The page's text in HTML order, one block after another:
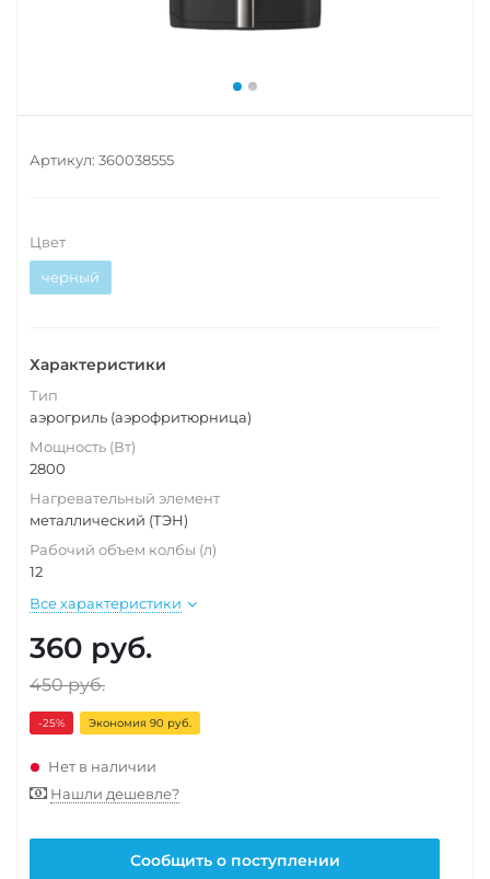
Артикул: 360038555
Цвет
черный
Характеристики
Тип
аэрогриль (аэрофритюрница)
Мощность (Вт)
2800
Нагревательный элемент
металлический (ТЭН)
Рабочий объем колбы (л)
12
Все характеристики
360 руб.
450руб.
-25% Экономия 90 руб.
Нет в наличии
Нашли дешевле?
Сообщить о поступлении